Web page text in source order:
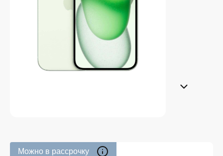
Можно в рассрочку